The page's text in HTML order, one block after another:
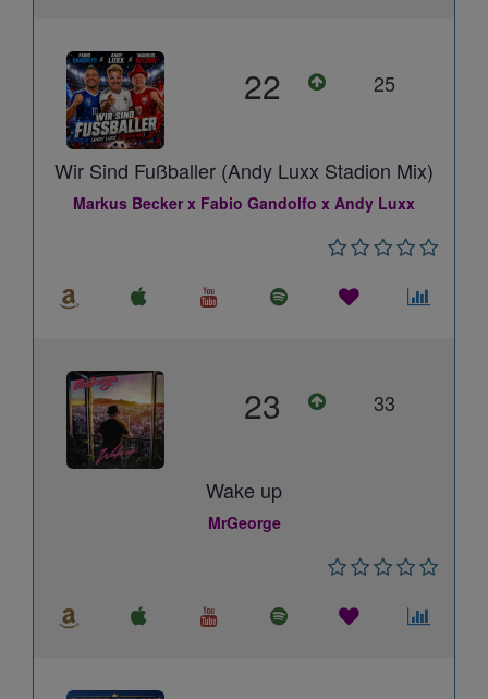
22 25
Wir Sind Fußballer (Andy Luxx Stadion Mix)
Markus Becker x Fabio Gandolfo x Andy Luxx
23 33
Wake up
MrGeorge